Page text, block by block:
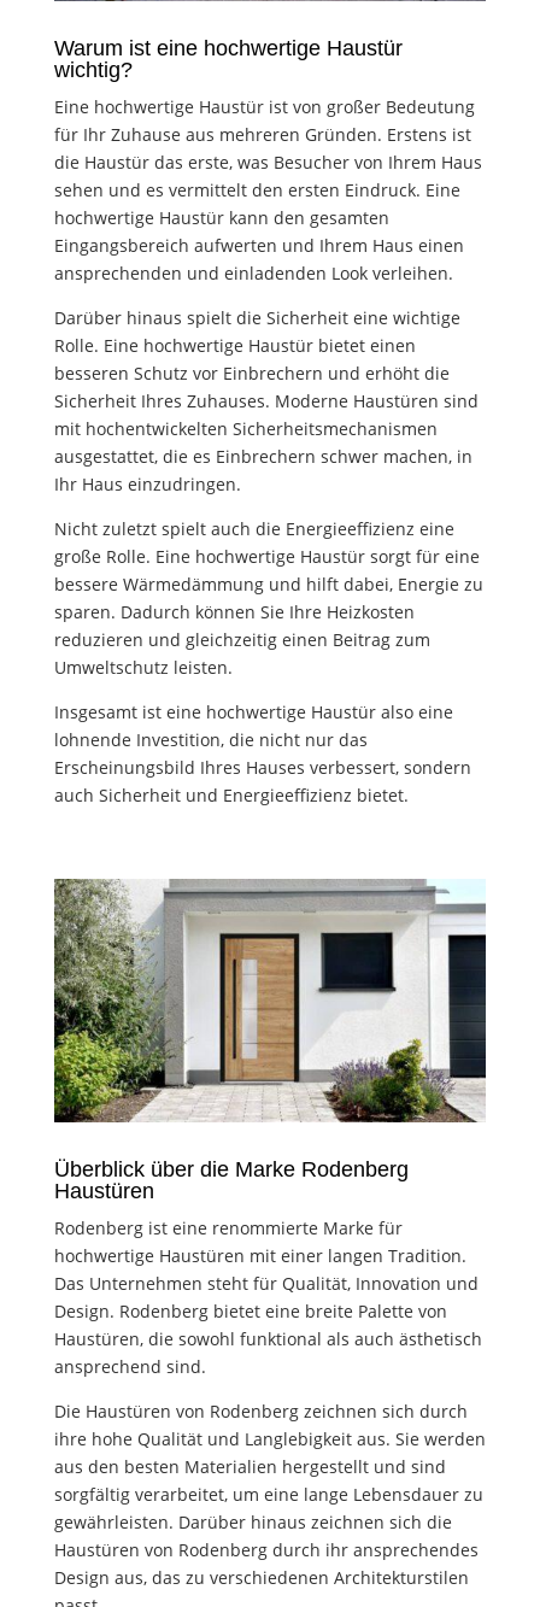
Warum ist eine hochwertige Haustür
wichtig?
Eine hochwertige Haustür ist von großer Bedeutung
für Ihr Zuhause aus mehreren Gründen. Erstens ist
die Haustür das erste, was Besucher von Ihrem Haus
sehen und es vermittelt den ersten Eindruck. Eine
hochwertige Haustür kann den gesamten
Eingangsbereich aufwerten und Ihrem Haus einen
ansprechenden und einladenden Look verleihen.
Darüber hinaus spielt die Sicherheit eine wichtige
Rolle. Eine hochwertige Haustür bietet einen
besseren Schutz vor Einbrechern und erhöht die
Sicherheit Ihres Zuhauses. Moderne Haustüren sind
mit hochentwickelten Sicherheitsmechanismen
ausgestattet, die es Einbrechern schwer machen, in
Ihr Haus einzudringen.
Nicht zuletzt spielt auch die Energieeffizienz eine
große Rolle. Eine hochwertige Haustür sorgt für eine
bessere Wärmedämmung und hilft dabei, Energie zu
sparen. Dadurch können Sie Ihre Heizkosten
reduzieren und gleichzeitig einen Beitrag zum
Umweltschutz leisten.
Insgesamt ist eine hochwertige Haustür also eine
lohnende Investition, die nicht nur das
Erscheinungsbild Ihres Hauses verbessert, sondern
auch Sicherheit und Energieeffizienz bietet.
Überblick über die Marke Rodenberg
Haustüren
Rodenberg ist eine renommierte Marke für
hochwertige Haustüren mit einer langen Tradition.
Das Unternehmen steht für Qualität, Innovation und
Design. Rodenberg bietet eine breite Palette von
Haustüren, die sowohl funktional als auch ästhetisch
ansprechend sind.
Die Haustüren von Rodenberg zeichnen sich durch
ihre hohe Qualität und Langlebigkeit aus. Sie werden
aus den besten Materialien hergestellt und sind
sorgfältig verarbeitet, um eine lange Lebensdauer zu
gewährleisten. Darüber hinaus zeichnen sich die
Haustüren von Rodenberg durch ihr ansprechendes
Design aus, das zu verschiedenen Architekturstilen